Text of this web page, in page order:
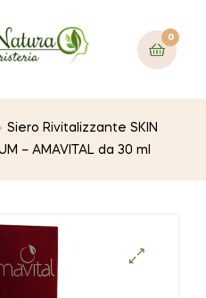
0
Siero Rivitalizzante SKIN
– AMAVITAL da 30 ml